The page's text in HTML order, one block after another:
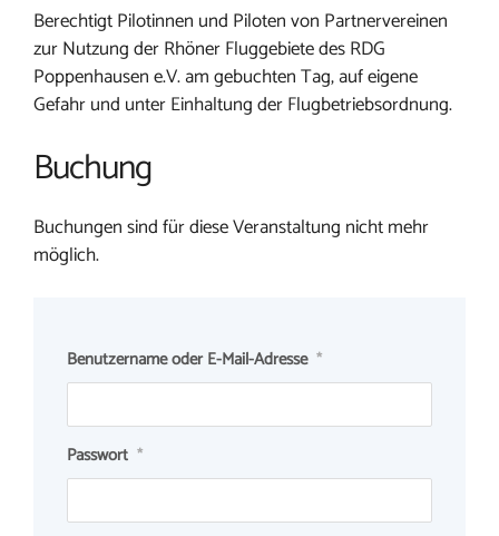
Berechtigt Pilotinnen und Piloten von Partnervereinen
zur Nutzung der Rhöner Fluggebiete des RDG
Poppenhausen e.V. am gebuchten Tag, auf eigene
Gefahr und unter Einhaltung der Flugbetriebsordnung.
Buchung
Buchungen sind für diese Veranstaltung nicht mehr
möglich.
Benutzername oder E-Mail-Adresse *
Passwort *